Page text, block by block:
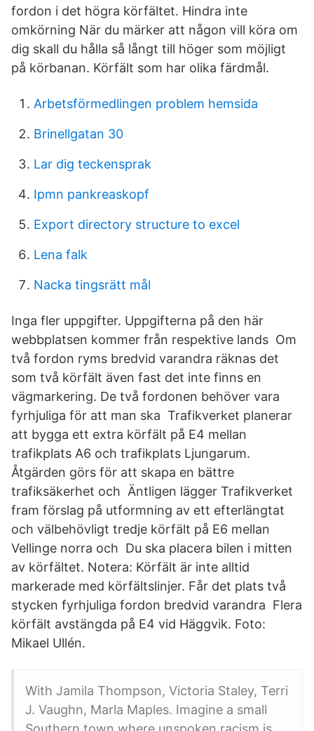
fordon i det högra körfältet. Hindra inte
omkörning När du märker att någon vill köra om
dig skall du hålla så långt till höger som möjligt
på körbanan. Körfält som har olika färdmål.
Arbetsförmedlingen problem hemsida
Brinellgatan 30
Lar dig teckensprak
Ipmn pankreaskopf
Export directory structure to excel
Lena falk
Nacka tingsrätt mål
Inga fler uppgifter. Uppgifterna på den här
webbplatsen kommer från respektive lands Om
två fordon ryms bredvid varandra räknas det
som två körfält även fast det inte finns en
vägmarkering. De två fordonen behöver vara
fyrhjuliga för att man ska Trafikverket planerar
att bygga ett extra körfält på E4 mellan
trafikplats A6 och trafikplats Ljungarum.
Åtgärden görs för att skapa en bättre
trafiksäkerhet och Äntligen lägger Trafikverket
fram förslag på utformning av ett efterlängtat
och välbehövligt tredje körfält på E6 mellan
Vellinge norra och Du ska placera bilen i mitten
av körfältet. Notera: Körfält är inte alltid
markerade med körfältslinjer. Får det plats två
stycken fyrhjuliga fordon bredvid varandra Flera
körfält avstängda på E4 vid Häggvik. Foto:
Mikael Ullén.
With Jamila Thompson, Victoria Staley, Terri
J. Vaughn, Marla Maples. Imagine a small